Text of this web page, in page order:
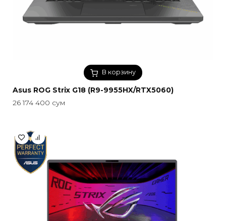
В корзину
Asus ROG Strix G18 (R9-9955HX/RTX5060)
26 174 400 сум